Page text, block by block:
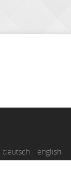
deutsch english